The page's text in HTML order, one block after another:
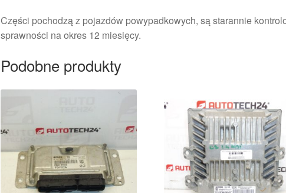
Części pochodzą z pojazdów powypadkowych, są starannie
sprawności na okres 12 miesięcy.
Podobne produkty